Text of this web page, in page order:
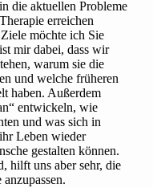
die aktuellen Probleme
erreichen
möchte ich Sie
mir dabei, dass wir
warum sie die
und welche früheren
haben. Außerdem
entwickeln, wie
und was sich in
Leben wieder
gestalten können.
hilft uns aber sehr, die